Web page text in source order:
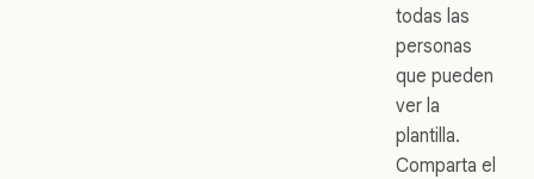
todas las
personas
que pueden
ver la
plantilla.
Comparta el